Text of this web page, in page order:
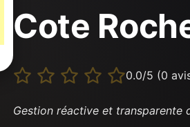
Cote
0.0/5 (0
Gestion réactive et transparente